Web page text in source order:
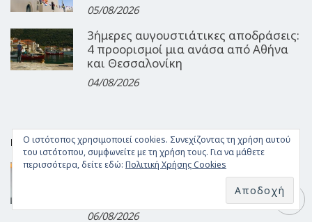
05/08/2026
3ήμερες αυγουστιάτικες αποδράσεις:
4 προορισμοί μια ανάσα από Αθήνα
και Θεσσαλονίκη
04/08/2026
FOOD
Γεύση από Αιγαίο: Αυθεντικοί
θαλασσινοί μεζέδες στο Barbounaki
06/08/2026
Ο ιστότοπος χρησιμοποιεί cookies. Συνεχίζοντας τη χρήση αυτού
του ιστότοπου, συμφωνείτε με τη χρήση τους. Για να μάθετε
περισσότερα, δείτε εδώ: Πολιτική Χρήσης Cookies